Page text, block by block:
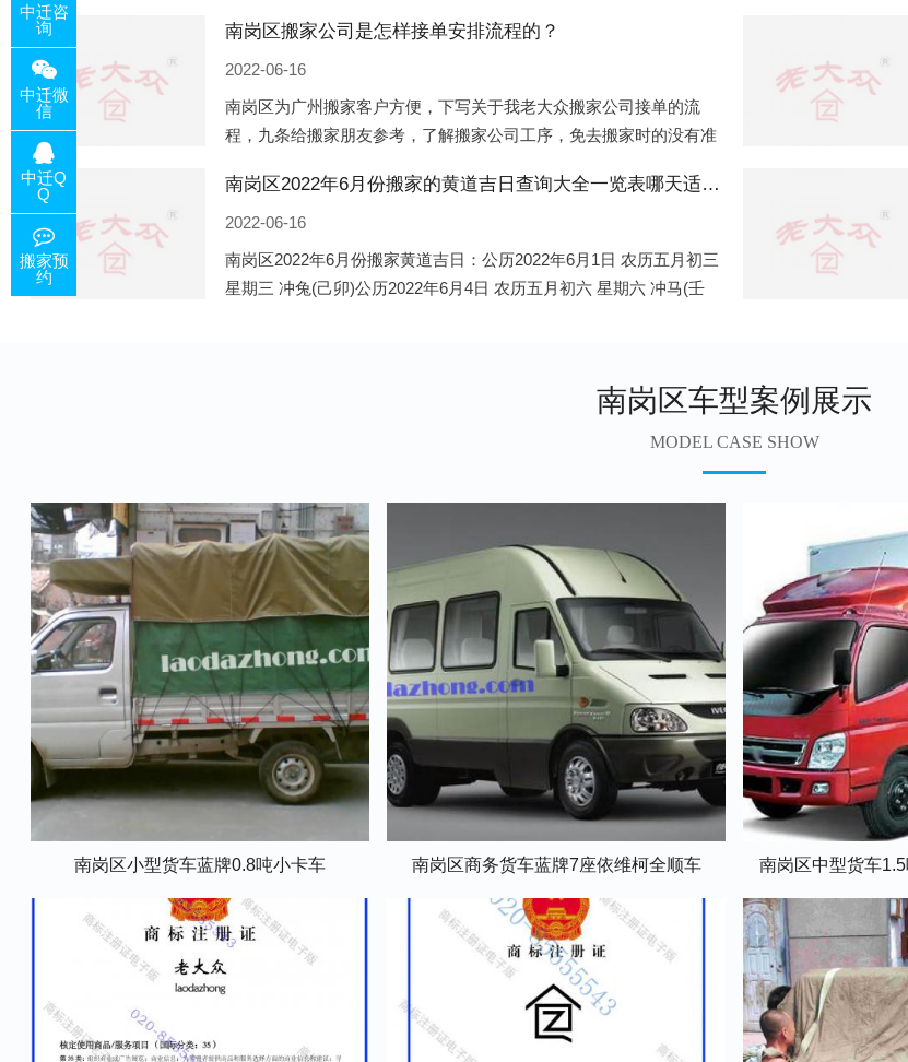
平摊费用，燃鹅这样的
南岗区搬家公司是怎样接单安排流程的？
2022-06-16
南岗区为广州搬家客户方便，下写关于我老大众搬家公司接单的流
程，九条给搬家朋友参考，了解搬家公司工序，免去搬家时的没有准
电话咨询，初步了解客户搬 家
南岗区2022年6月份搬家的黄道吉日查询大全一览表哪天适合搬家好日子
2022-06-16
南岗区2022年6月份搬家黄道吉日：公历2022年6月1日 农历五月初三
星期三 冲兔(己卯)公历2022年6月4日 农历五月初六 星期六 冲马(壬
南岗区车型案例展示
MODEL CASE SHOW
南岗区小型货车蓝牌0.8吨小卡车 南岗区商务货车蓝牌7座依维柯全顺车 南岗区中型货车
中迁咨
询
中迁微
信
中迁Q
Q
搬家预
约